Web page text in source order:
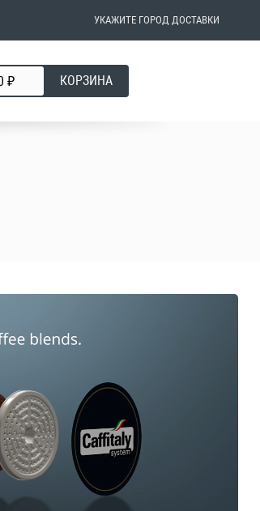
УКАЖИТЕ ГОРОД ДОСТАВКИ
₽ КОРЗИНА